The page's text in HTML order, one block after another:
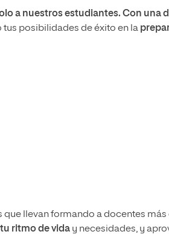
a nuestros estudiantes. Con una
posibilidades de éxito en la
llevan formando a docentes más
ritmo de vida y necesidades, y